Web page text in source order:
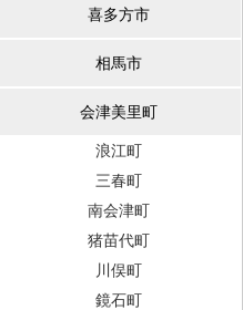
喜多方市
相馬市
会津美里町
浪江町
三春町
南会津町
猪苗代町
川俣町
鏡石町